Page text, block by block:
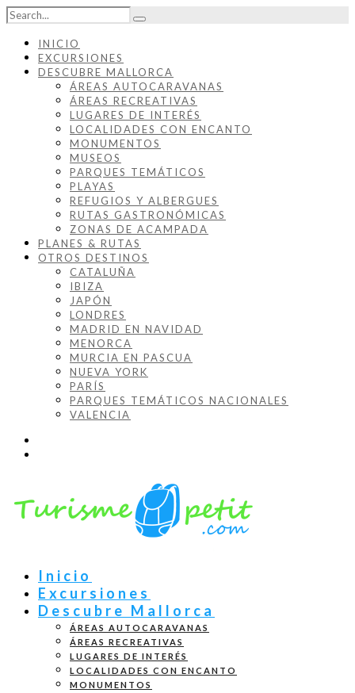
INICIO
EXCURSIONES
DESCUBRE MALLORCA
ÁREAS AUTOCARAVANAS
ÁREAS RECREATIVAS
LUGARES DE INTERÉS
LOCALIDADES CON ENCANTO
MONUMENTOS
MUSEOS
PARQUES TEMÁTICOS
PLAYAS
REFUGIOS Y ALBERGUES
RUTAS GASTRONÓMICAS
ZONAS DE ACAMPADA
PLANES & RUTAS
OTROS DESTINOS
CATALUÑA
IBIZA
JAPÓN
LONDRES
MADRID EN NAVIDAD
MENORCA
MURCIA EN PASCUA
NUEVA YORK
PARÍS
PARQUES TEMÁTICOS NACIONALES
VALENCIA
Inicio
Excursiones
Descubre Mallorca
ÁREAS AUTOCARAVANAS
ÁREAS RECREATIVAS
LUGARES DE INTERÉS
LOCALIDADES CON ENCANTO
MONUMENTOS